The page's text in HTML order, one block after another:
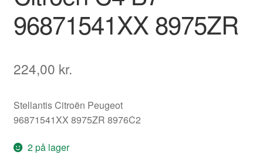
96871541XX 8975ZR
224,00 kr.
Stellantis Citroën Peugeot
96871541XX 8975ZR 8976C2
2 på lager